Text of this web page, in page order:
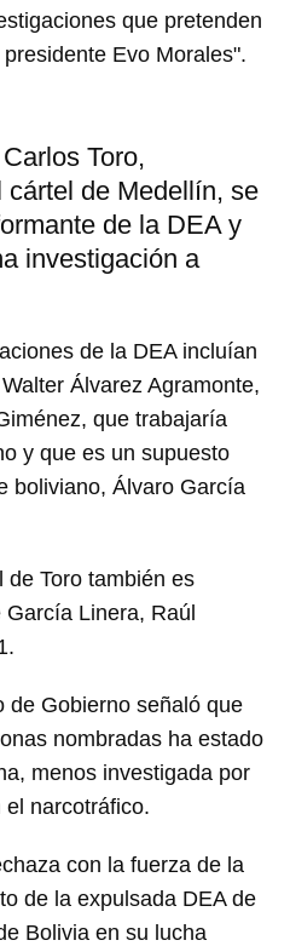
que pretenden
Evo Morales".
Toro,
cártel de Medellín, se
de la DEA y
investigación a
de la DEA incluían
Álvarez Agramonte,
que trabajaría
y que es un supuesto
boliviano, Álvaro García
de Toro también es
Linera, Raúl
de Gobierno señaló que
nombradas ha estado
menos investigada por
narcotráfico.
con la fuerza de la
de la expulsada DEA de
Bolivia en su lucha